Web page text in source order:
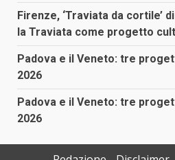
Firenze, ‘Traviata da cortile’
la Traviata come progetto
Padova e il Veneto: tre
2026
Padova e il Veneto: tre
2026